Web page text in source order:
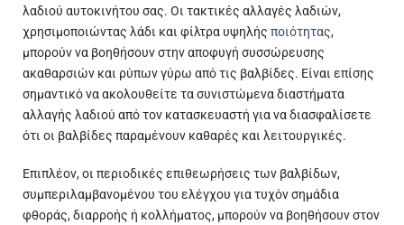
λαδιού αυτοκινήτου σας. Οι τακτικές αλλαγές λαδιών,
χρησιμοποιώντας λάδι και φίλτρα υψηλής ποιότητας,
μπορούν να βοηθήσουν στην αποφυγή συσσώρευσης
ακαθαρσιών και ρύπων γύρω από τις βαλβίδες. Είναι επίσης
σημαντικό να ακολουθείτε τα συνιστώμενα διαστήματα
αλλαγής λαδιού από τον κατασκευαστή για να διασφαλίσετε
ότι οι βαλβίδες παραμένουν καθαρές και λειτουργικές.
Επιπλέον, οι περιοδικές επιθεωρήσεις των βαλβίδων,
συμπεριλαμβανομένου του ελέγχου για τυχόν σημάδια
φθοράς, διαρροής ή κολλήματος, μπορούν να βοηθήσουν στον